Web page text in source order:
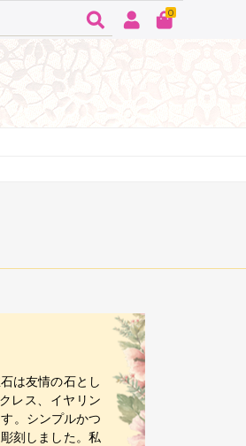
0
は友情の石とし
レス、イヤリン
。シンプルかつ
刻しました。私